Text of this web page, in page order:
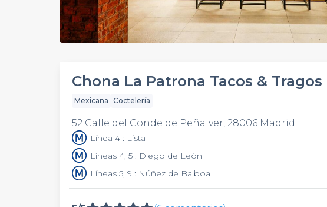
Chona La Patrona Tacos & Tragos
Mexicana Coctelería
52 Calle del Conde de Peñalver, 28006 Madrid
Línea 4 : Lista
Líneas 4, 5 : Diego de León
Líneas 5, 9 : Núñez de Balboa